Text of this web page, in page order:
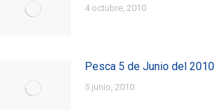
4 octubre, 2010
Pesca 5 de Junio del 2010
5 junio, 2010